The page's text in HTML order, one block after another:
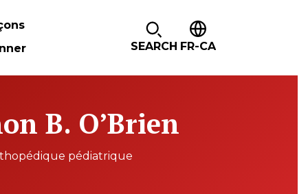
SEARCH FR-CA
B. O’Brien
pédiatrique